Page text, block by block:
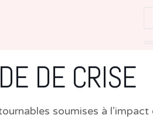
DE CRISE
soumises à